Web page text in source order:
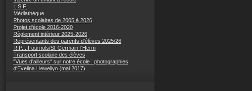
L.S.F.
Médiathèque
Photos scolaires de 2005 à 2026
Projet d'école 2016-2020
Règlement intérieur 2025-2026
Représentants des parents d'élèves 2025/26
R.P.I. Fournols/St-Germain-l'Herm
Transport scolaire des élèves
"Vues d'ailleurs" sur notre école : photographies
d'Evelina Llewellyn (mai 2017)